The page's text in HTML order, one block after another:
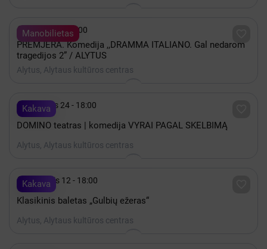
Manobilietas
 Spalis 06 - 18:00
PREMJERA. Komedija ,,DRAMMA ITALIANO. Gal nedarom
tragedijos 2” / ALYTUS
Alytus, Alytaus kultūros centras
Kakava
 Rugsėjis 24 - 18:00
DOMINO teatras | komedija VYRAI PAGAL SKELBIMĄ
Alytus, Alytaus kultūros centras
Kakava
 Lapkritis 12 - 18:00
Klasikinis baletas „Gulbių ežeras“
Alytus, Alytaus kultūros centras